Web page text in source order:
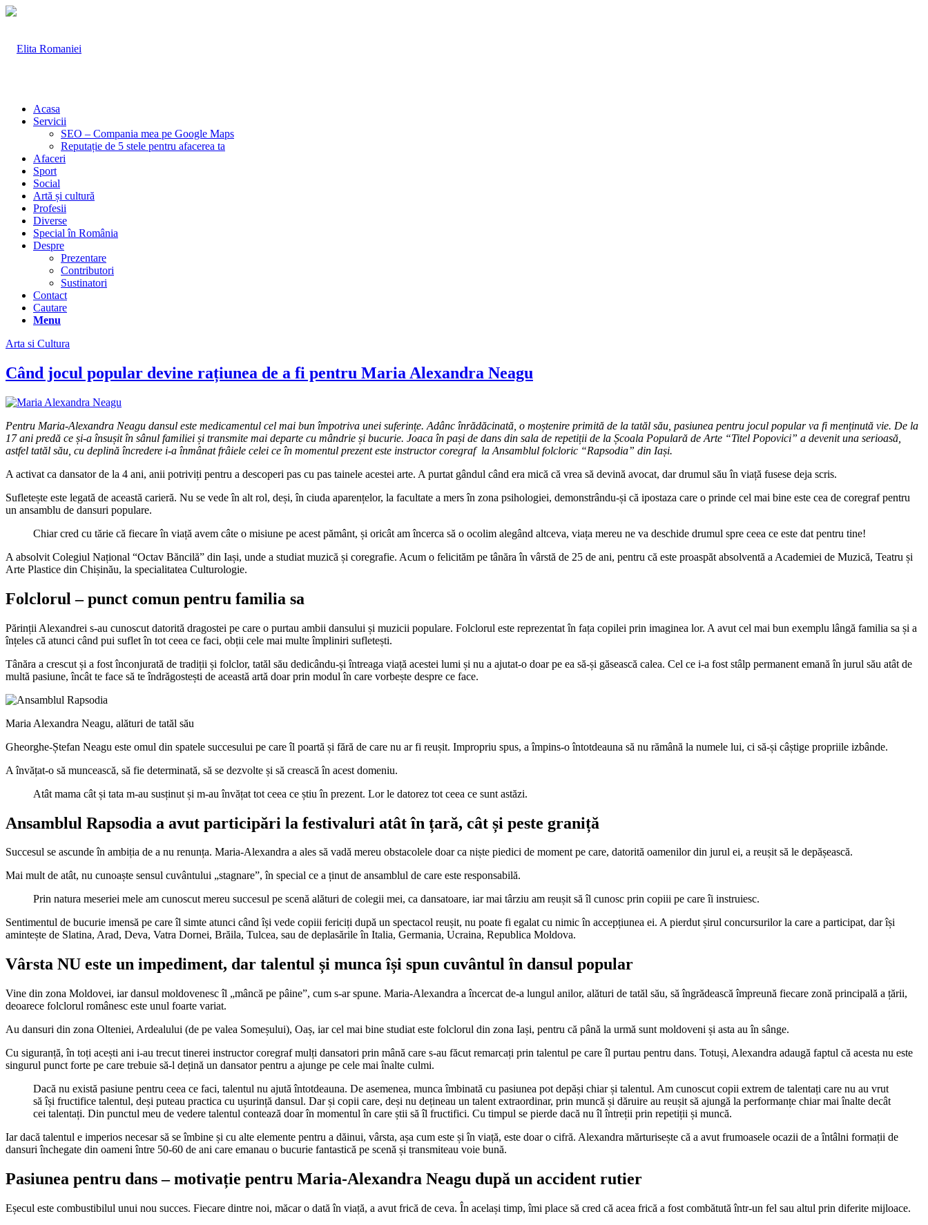
Acasa
Servicii
SEO – Compania mea pe Google Maps
Reputație de 5 stele pentru afacerea ta
Afaceri
Sport
Social
Artă și cultură
Profesii
Diverse
Special în România
Despre
Prezentare
Contributori
Sustinatori
Contact
Cautare
Menu
Arta si Cultura
Când jocul popular devine rațiunea de a fi pentru Maria Alexandra Neagu
Pentru Maria-Alexandra Neagu dansul este medicamentul cel mai bun împotriva unei suferințe. Adânc înrădăcinată, o moștenire primită de la tatăl său, pasiunea pentru jocul popular va fi menținută vie. De la
17 ani predă ce și-a însușit în sânul familiei și transmite mai departe cu mândrie și bucurie. Joaca în pași de dans din sala de repetiții de la Școala Populară de Arte “Titel Popovici” a devenit una serioasă,
astfel tatăl său, cu deplină încredere i-a înmânat frâiele celei ce în momentul prezent este instructor coregraf la Ansamblul folcloric “Rapsodia” din Iași.
A activat ca dansator de la 4 ani, anii potriviți pentru a descoperi pas cu pas tainele acestei arte. A purtat gândul când era mică că vrea să devină avocat, dar drumul său în viață fusese deja scris.
Sufletește este legată de această carieră. Nu se vede în alt rol, deși, în ciuda aparențelor, la facultate a mers în zona psihologiei, demonstrându-și că ipostaza care o prinde cel mai bine este cea de coregraf pentru
un ansamblu de dansuri populare.
Chiar cred cu tărie că fiecare în viață avem câte o misiune pe acest pământ, și oricât am încerca să o ocolim alegând altceva, viața mereu ne va deschide drumul spre ceea ce este dat pentru tine!
A absolvit Colegiul Național “Octav Băncilă” din Iași, unde a studiat muzică și coregrafie. Acum o felicităm pe tânăra în vârstă de 25 de ani, pentru că este proaspăt absolventă a Academiei de Muzică, Teatru și
Arte Plastice din Chișinău, la specialitatea Culturologie.
Folclorul – punct comun pentru familia sa
Părinții Alexandrei s-au cunoscut datorită dragostei pe care o purtau ambii dansului și muzicii populare. Folclorul este reprezentat în fața copilei prin imaginea lor. A avut cel mai bun exemplu lângă familia sa și a
înțeles că atunci când pui suflet în tot ceea ce faci, obții cele mai multe împliniri sufletești.
Tânăra a crescut și a fost înconjurată de tradiții și folclor, tatăl său dedicându-și întreaga viață acestei lumi și nu a ajutat-o doar pe ea să-și găsească calea. Cel ce i-a fost stâlp permanent emană în jurul său atât de
multă pasiune, încât te face să te îndrăgostești de această artă doar prin modul în care vorbește despre ce face.
Maria Alexandra Neagu, alături de tatăl său
Gheorghe-Ștefan Neagu este omul din spatele succesului pe care îl poartă și fără de care nu ar fi reușit. Impropriu spus, a împins-o întotdeauna să nu rămână la numele lui, ci să-și câștige propriile izbânde.
A învățat-o să muncească, să fie determinată, să se dezvolte și să crească în acest domeniu.
Atât mama cât și tata m-au susținut și m-au învățat tot ceea ce știu în prezent. Lor le datorez tot ceea ce sunt astăzi.
Ansamblul Rapsodia a avut participări la festivaluri atât în țară, cât și peste graniță
Succesul se ascunde în ambiția de a nu renunța. Maria-Alexandra a ales să vadă mereu obstacolele doar ca niște piedici de moment pe care, datorită oamenilor din jurul ei, a reușit să le depășească.
Mai mult de atât, nu cunoaște sensul cuvântului „stagnare”, în special ce a ținut de ansamblul de care este responsabilă.
Prin natura meseriei mele am cunoscut mereu succesul pe scenă alături de colegii mei, ca dansatoare, iar mai târziu am reușit să îl cunosc prin copiii pe care îi instruiesc.
Sentimentul de bucurie imensă pe care îl simte atunci când își vede copiii fericiți după un spectacol reușit, nu poate fi egalat cu nimic în accepțiunea ei. A pierdut șirul concursurilor la care a participat, dar își
amintește de Slatina, Arad, Deva, Vatra Dornei, Brăila, Tulcea, sau de deplasările în Italia, Germania, Ucraina, Republica Moldova.
Vârsta NU este un impediment, dar talentul și munca își spun cuvântul în dansul popular
Vine din zona Moldovei, iar dansul moldovenesc îl „mâncă pe pâine”, cum s-ar spune. Maria-Alexandra a încercat de-a lungul anilor, alături de tatăl său, să îngrădească împreună fiecare zonă principală a țării,
deoarece folclorul românesc este unul foarte variat.
Au dansuri din zona Olteniei, Ardealului (de pe valea Someșului), Oaș, iar cel mai bine studiat este folclorul din zona Iași, pentru că până la urmă sunt moldoveni și asta au în sânge.
Cu siguranță, în toți acești ani i-au trecut tinerei instructor coregraf mulți dansatori prin mână care s-au făcut remarcați prin talentul pe care îl purtau pentru dans. Totuși, Alexandra adaugă faptul că acesta nu este
singurul punct forte pe care trebuie să-l dețină un dansator pentru a ajunge pe cele mai înalte culmi.
Dacă nu există pasiune pentru ceea ce faci, talentul nu ajută întotdeauna. De asemenea, munca îmbinată cu pasiunea pot depăși chiar și talentul. Am cunoscut copii extrem de talentați care nu au vrut
să își fructifice talentul, deși puteau practica cu ușurință dansul. Dar și copii care, deși nu dețineau un talent extraordinar, prin muncă și dăruire au reușit să ajungă la performanțe chiar mai înalte decât
cei talentați. Din punctul meu de vedere talentul contează doar în momentul în care știi să îl fructifici. Cu timpul se pierde dacă nu îl întreții prin repetiții și muncă.
Iar dacă talentul e imperios necesar să se îmbine și cu alte elemente pentru a dăinui, vârsta, așa cum este și în viață, este doar o cifră. Alexandra mărturisește că a avut frumoasele ocazii de a întâlni formații de
dansuri închegate din oameni între 50-60 de ani care emanau o bucurie fantastică pe scenă și transmiteau voie bună.
Pasiunea pentru dans – motivație pentru Maria-Alexandra Neagu după un accident rutier
Eșecul este combustibilul unui nou succes. Fiecare dintre noi, măcar o dată în viață, a avut frică de ceva. În același timp, îmi place să cred că acea frică a fost combătută într-un fel sau altul prin diferite mijloace.